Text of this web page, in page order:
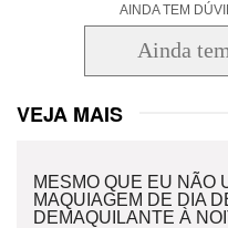
AINDA TEM
VEJA MAIS
MESMO QUE EU NÃO
MAQUIAGEM DE DIA
DEMAQUILANTE À